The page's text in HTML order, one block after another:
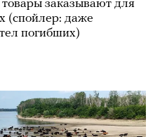
заказывают для
(спойлер: даже
погибших)